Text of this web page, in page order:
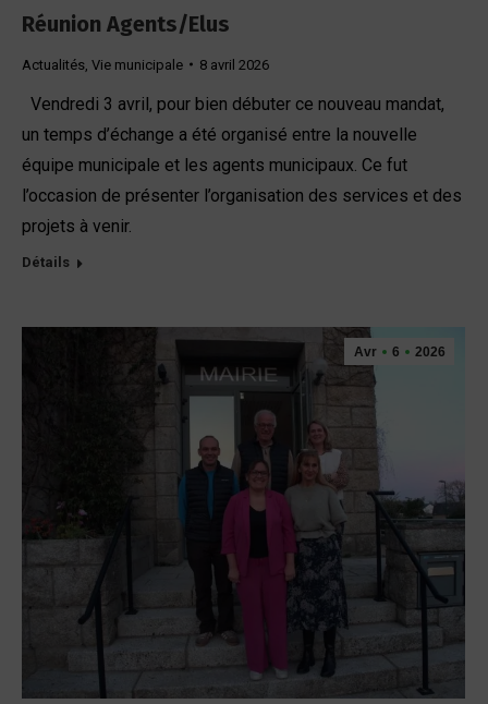
Réunion Agents/Elus
Actualités Vie municipale 8 avril 2026
Vendredi 3 avril, pour bien débuter ce nouveau mandat,
un temps d’échange a été organisé entre la nouvelle
équipe municipale et les agents municipaux. Ce fut
l’occasion de présenter l’organisation des services et des
projets à venir.
Détails
Avr 6 2026